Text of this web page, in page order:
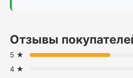
Отзывы
5 ★
4 ★